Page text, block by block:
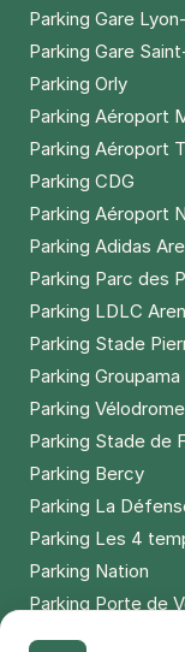
Parking Gare
Parking Gare
Parking Orly
Parking Aéroport
Parking Aéroport
Parking CDG
Parking Aéroport
Parking Adidas
Parking Parc des
Parking LDLC
Parking Stade
Parking
Parking Vélodrome
Parking Stade de
Parking Bercy
Parking La
Parking Les 4
Parking Nation
Parking Porte de
Parking Lille Grand